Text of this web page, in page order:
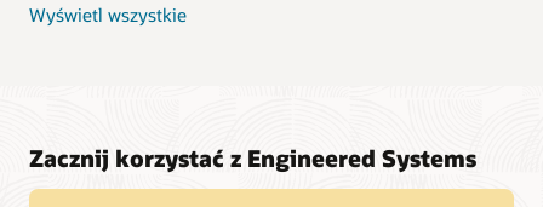
Wyświetl wszystkie
Zacznij korzystać z Engineered Systems